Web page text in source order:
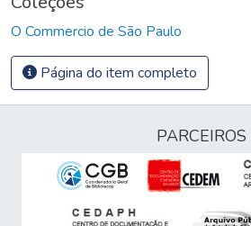
O Commercio de São Paulo
Página do item completo
PARCEIROS